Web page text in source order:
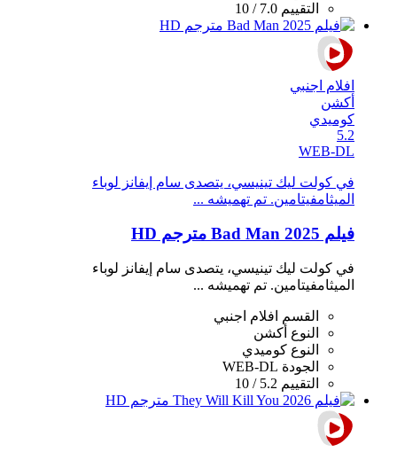
التقييم 7.0 / 10
افلام اجنبي
أكشن
كوميدي
5.2
WEB-DL
في كولت ليك تينيسي، يتصدى سام إيفانز لوباء
الميثامفيتامين. تم تهميشه ...
فيلم Bad Man 2025 مترجم HD
في كولت ليك تينيسي، يتصدى سام إيفانز لوباء
الميثامفيتامين. تم تهميشه ...
القسم افلام اجنبي
النوع أكشن
النوع كوميدي
الجودة WEB-DL
التقييم 5.2 / 10